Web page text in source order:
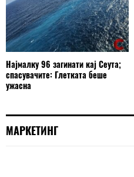
Најмалку 96 загинати кај Сеута;
спасувачите: Глетката беше
ужасна
МАРКЕТИНГ